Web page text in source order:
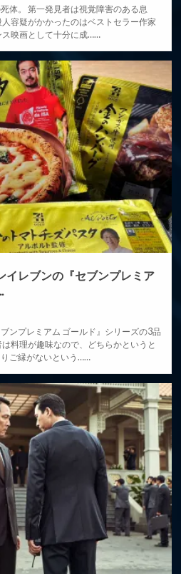
体。 第一発見者は視覚障害のある息
容疑がかかったのはベストセラー作家
ス映画として十分に成……
イレブンの『セブンプレミア
ンプレミアム ゴールド』シリーズの3品
料理が趣味なので、どちらかというと
ご縁がないという……